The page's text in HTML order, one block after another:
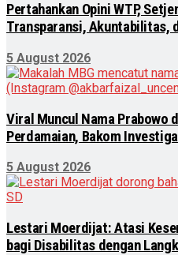
Pertahankan Opini WTP,
Transparansi, Akuntabilitas,
5 August 2026
Viral Muncul Nama Prabowo
Perdamaian, Bakom
5 August 2026
Lestari Moerdijat: Atasi
bagi Disabilitas dengan